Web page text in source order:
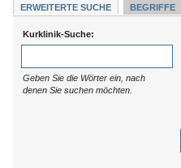
ERWEITERTE SUCHE BEGRIFFE
Kurklinik-Suche:
Geben Sie die Wörter ein, nach
denen Sie suchen möchten.